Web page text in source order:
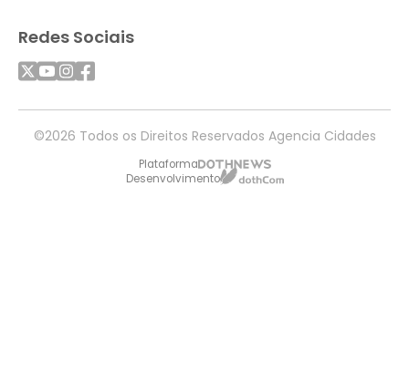
Redes Sociais
©2026 Todos os Direitos Reservados Agencia Cidades
Plataforma
Desenvolvimento